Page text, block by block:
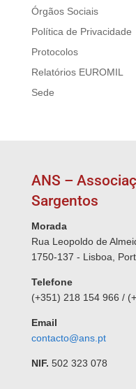
Órgãos Sociais
Política de Privacidade
Protocolos
Relatórios EUROMIL
Sede
ANS –
Sargentos
Morada
Rua Leopoldo de
1750-137 - Lisboa,
Telefone
(+351) 218 154 966 /
Email
contacto@ans.pt
NIF. 502 323 078